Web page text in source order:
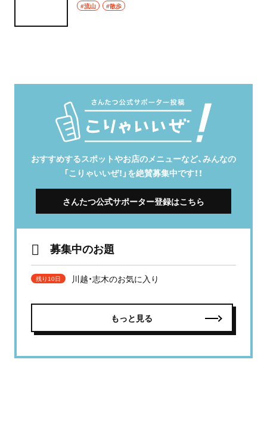
#流山 #散歩
おすすめするスポットやお店のメニューなど、みんなの
「こりゃいいぜ！」を絶賛募集中です！！
さんたつ公式サポーター登録はこちら
募集中のお題
残り10日 川越・志木のお気に入り
もっと見る